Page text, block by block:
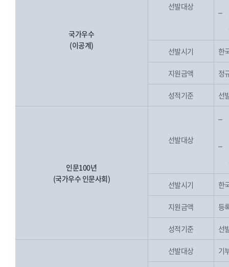
국가우수
(이공계)
선발대상
선발시기 한
지원금액 정
성적기준 선
인문100년
(국가우수 인문사회)
선발대상
선발시기 한
지원금액 등
성적기준 선
선발대상 기